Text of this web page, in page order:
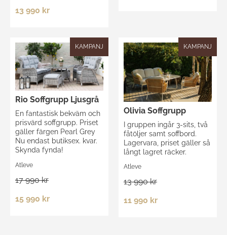
13 990 kr
KAMPANJ
Rio Soffgrupp Ljusgrå
En fantastisk bekväm och
prisvärd soffgrupp. Priset
gäller färgen Pearl Grey
Nu endast butiksex. kvar.
Skynda fynda!
Atleve
17 990 kr
15 990 kr
KAMPANJ
Olivia Soffgrupp
I gruppen ingår 3-sits, två
fåtöljer samt soffbord.
Lagervara, priset gäller så
långt lagret räcker.
Atleve
13 990 kr
11 990 kr